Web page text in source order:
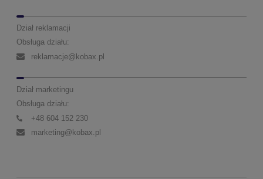
Dział reklamacji
Obsługa działu:
reklamacje@kobax.pl
Dział marketingu
Obsługa działu:
+48 604 152 230
marketing@kobax.pl